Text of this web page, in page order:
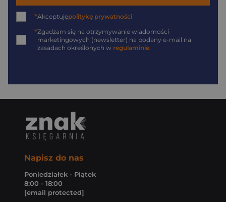
*Akceptujępolitykę prywatności
*Zgadzam się na otrzymywanie wiadomości
marketingowych (newsletter) na podany e-mail na
zasadach określonych w regulaminie.
Napisz do nas
Poniedziałek - Piątek
8:00 - 18:00
[email protected]